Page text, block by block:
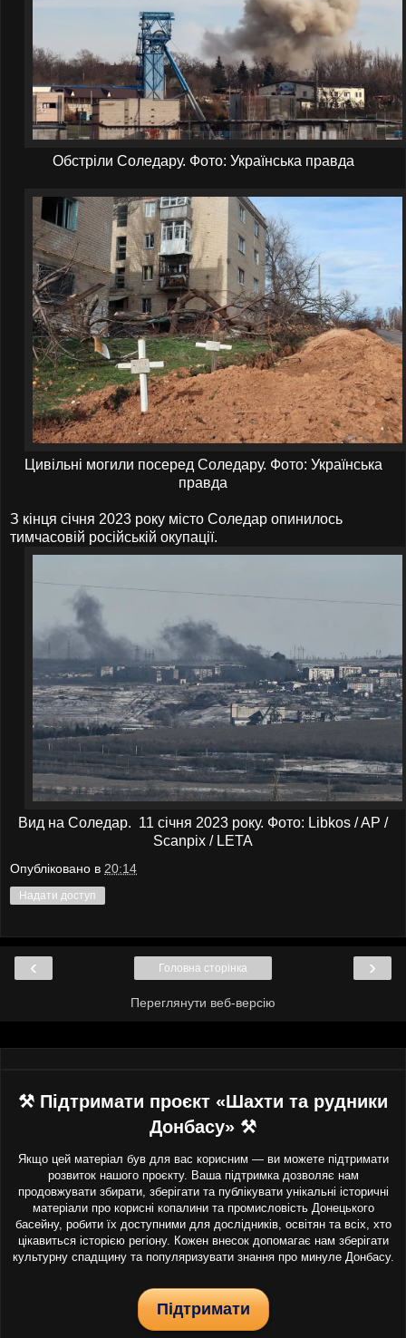
Обстріли Соледару. Фото: Українська правда
Цивільні могили посеред Соледару. Фото: Українська
правда
З кінця січня 2023 року місто Соледар опинилось
тимчасовій російській окупації.
Вид на Соледар. 11 січня 2023 року. Фото: Libkos / AP /
Scanpix / LETA
Опубліковано в 20:14
Надати доступ
‹ ›
Головна сторінка
Переглянути веб-версію
⚒ Підтримати проєкт «Шахти та рудники
Донбасу» ⚒
Якщо цей матеріал був для вас корисним — ви можете підтримати
розвиток нашого проєкту. Ваша підтримка дозволяє нам
продовжувати збирати, зберігати та публікувати унікальні історичні
матеріали про корисні копалини та промисловість Донецького
басейну, робити їх доступними для дослідників, освітян та всіх, хто
цікавиться історією регіону. Кожен внесок допомагає нам зберігати
культурну спадщину та популяризувати знання про минуле Донбасу.
Підтримати